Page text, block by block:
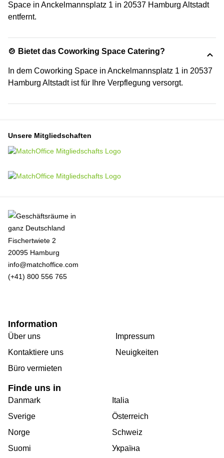
Space in Anckelmannsplatz 1 in 20537 Hamburg Altstadt
entfernt.
🍲 Bietet das Coworking Space Catering?
In dem Coworking Space in Anckelmannsplatz 1 in 20537
Hamburg Altstadt ist für Ihre Verpflegung versorgt.
Unsere Mitgliedschaften
Fischertwiete 2
20095 Hamburg
info@matchoffice.com
(+41) 800 556 765
Information
Über uns
Kontaktiere uns
Büro vermieten
Impressum
Neuigkeiten
Finde uns in
Danmark
Sverige
Norge
Suomi
Italia
Österreich
Schweiz
Україна